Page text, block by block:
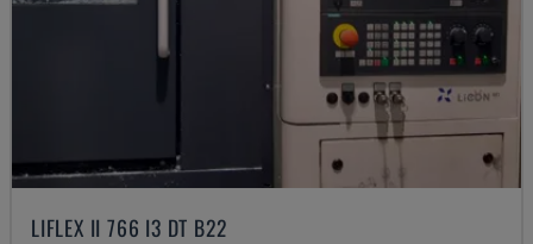
LIFLEX II 766 I3 DT B22